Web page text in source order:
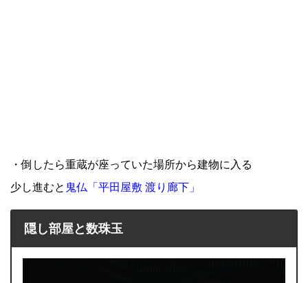
・倒したら重蔵が座っていた場所から建物に入る
少し進むと 鬼仏「平田屋敷 渡り廊下」
隠し部屋と数珠玉